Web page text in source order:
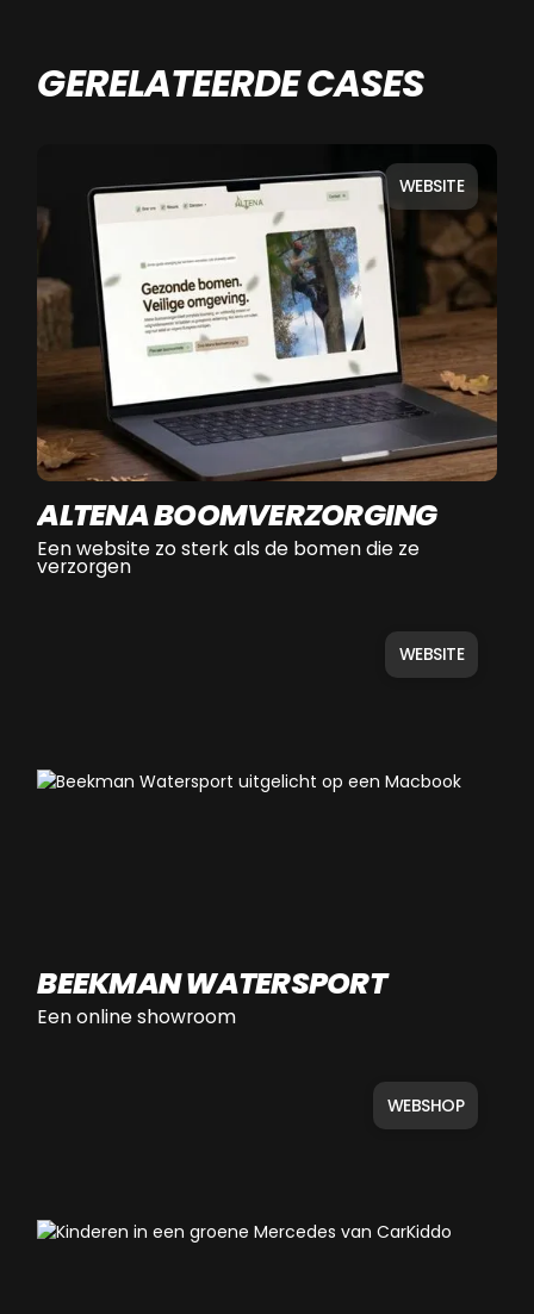
GERELATEERDE CASES
WEBSITE
ALTENA BOOMVERZORGING
Een website zo sterk als de bomen die ze
verzorgen
WEBSITE
BEEKMAN WATERSPORT
Een online showroom
WEBSHOP